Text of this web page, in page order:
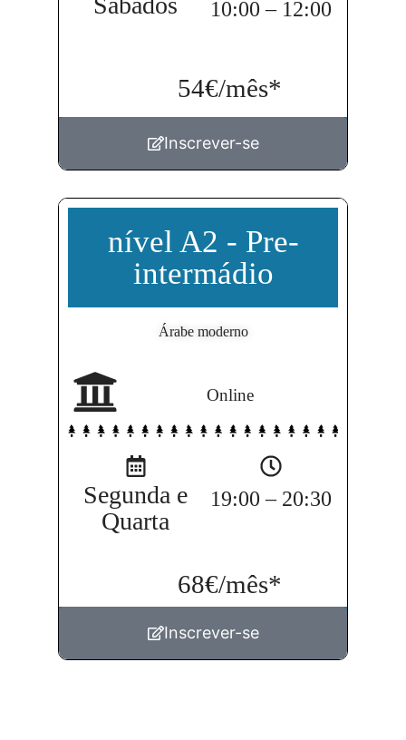
para receber informação sobre a LAC.
10:00 – 12:00
54€/mês*
Inscrever-se
Como prefere ser contactado?
WhatsApp
para receber informação sobre a LAC.
nível A2 - Pre-
intermádio
Árabe moderno
Online
Segunda e
Quarta
19:00 – 20:30
68€/mês*
Inscrever-se